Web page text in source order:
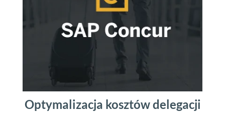
Optymalizacja kosztów delegacji